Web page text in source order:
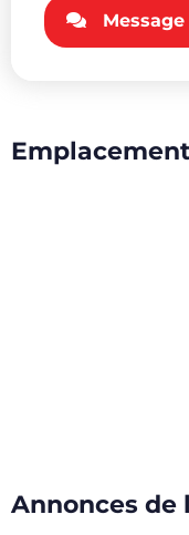
Message
Emplacement
Annonces de